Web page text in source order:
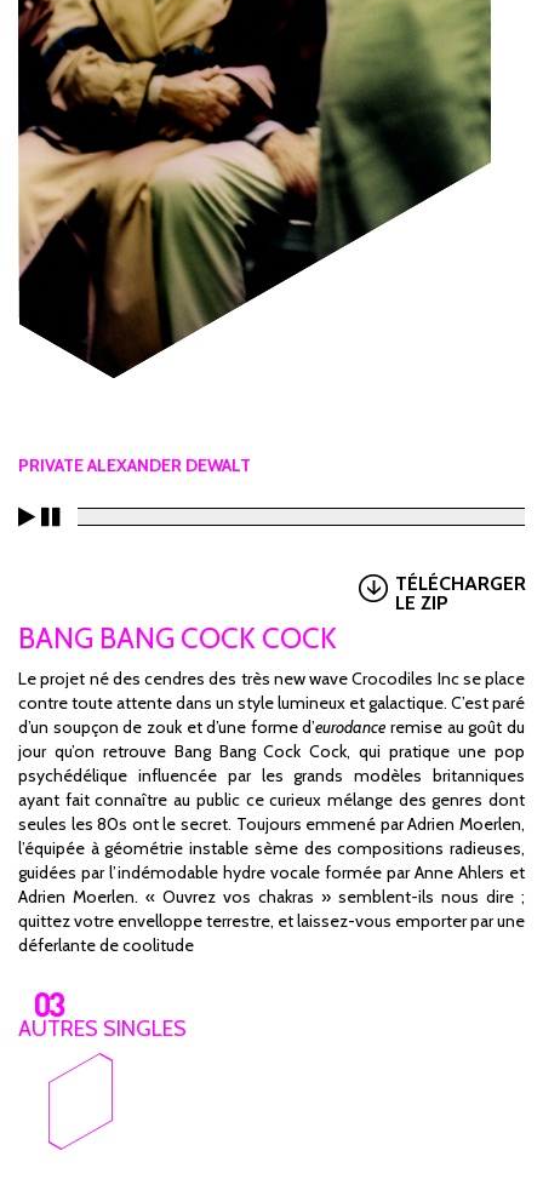
PRIVATE ALEXANDER DEWALT
TÉLÉCHARGER
LE ZIP
BANG BANG COCK COCK
Le projet né des cendres des très new wave Crocodiles Inc se place
contre toute attente dans un style lumineux et galactique. C’est paré
d’un soupçon de zouk et d’une forme d’eurodance remise au goût du
jour qu’on retrouve Bang Bang Cock Cock, qui pratique une pop
psychédélique influencée par les grands modèles britanniques
ayant fait connaître au public ce curieux mélange des genres dont
seules les 80s ont le secret. Toujours emmené par Adrien Moerlen,
l’équipée à géométrie instable sème des compositions radieuses,
guidées par l’indémodable hydre vocale formée par Anne Ahlers et
Adrien Moerlen. « Ouvrez vos chakras » semblent-ils nous dire ;
quittez votre envelloppe terrestre, et laissez-vous emporter par une
déferlante de coolitude
AUTRES SINGLES